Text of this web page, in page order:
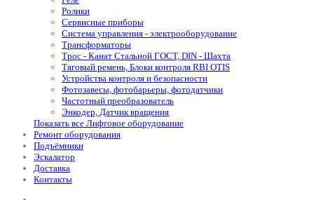
Ролики
Сервисные приборы
Система управления - электрооборудование
Трансформаторы
Трос - Канат Стальной ГОСТ, DIN - Шахта
Тяговый ремень, Блоки контроля RBI OTIS
Устройства контроля и безопасности
Фотозавесы, фотобарьеры, фотодатчики
Частотный преобразователь
Энкодер, Датчик вращения
Показать все Лифтовое оборудование
Ремонт оборудования
Подъёмники
Эскалатор
Доставка
Контакты